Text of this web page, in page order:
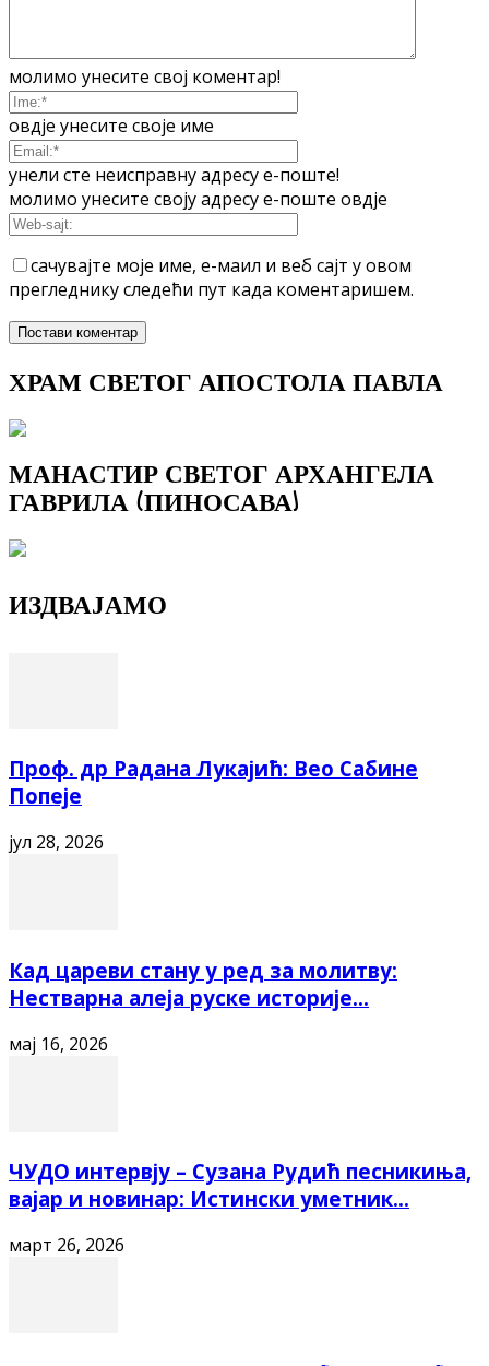
молимо унесите свој коментар!
овдје унесите своје име
унели сте неисправну адресу е-поште!
молимо унесите своју адресу е-поште овдје
сачувајте моје име, е-маил и веб сајт у овом
прегледнику следећи пут када коментаришем.
ХРАМ СВЕТОГ АПОСТОЛА ПАВЛА
МАНАСТИР СВЕТОГ АРХАНГЕЛА
ГАВРИЛА (ПИНОСАВА)
ИЗДВАЈАМО
Проф. др Радана Лукајић: Вео Сабине
Попеје
јул 28, 2026
Кад цареви стану у ред за молитву:
Нестварна алеја руске историје...
мај 16, 2026
ЧУДО интервју – Сузана Рудић песникиња,
вајар и новинар: Истински уметник...
март 26, 2026